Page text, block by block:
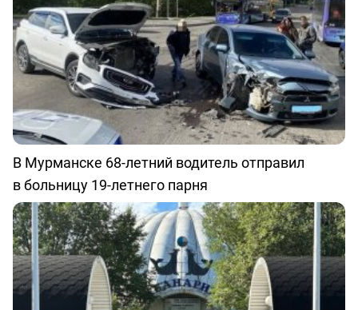
В Мурманске 68-летний водитель отправил
в больницу 19-летнего парня